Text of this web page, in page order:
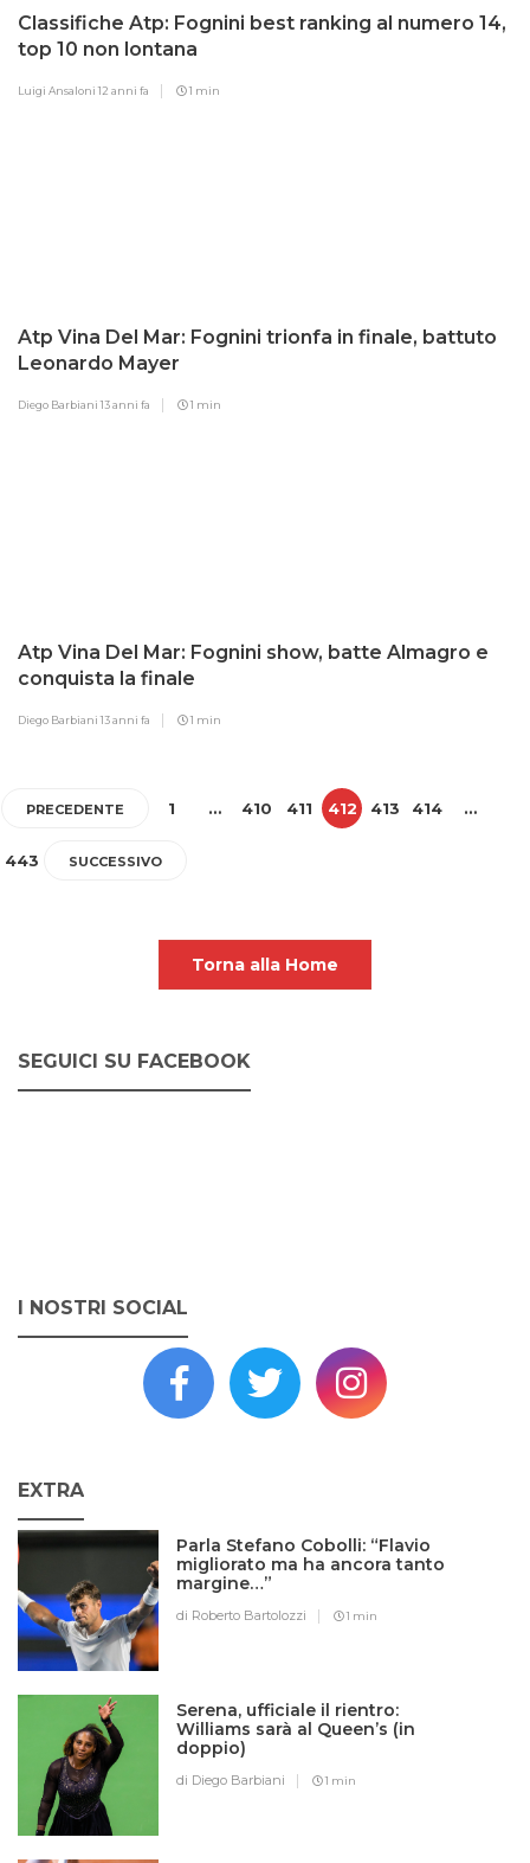
Classifiche Atp: Fognini best ranking al numero 14,
top 10 non lontana
Luigi Ansaloni12 anni fa 1 min
Atp Vina Del Mar: Fognini trionfa in finale, battuto
Leonardo Mayer
Diego Barbiani13 anni fa 1 min
Atp Vina Del Mar: Fognini show, batte Almagro e
conquista la finale
Diego Barbiani13 anni fa 1 min
PRECEDENTE 1 … 410 411 412 413 414 …
443 SUCCESSIVO
Torna alla Home
SEGUICI SU FACEBOOK
I NOSTRI SOCIAL
EXTRA
Parla Stefano Cobolli: “Flavio
migliorato ma ha ancora tanto
margine…”
di Roberto Bartolozzi 1 min
Serena, ufficiale il rientro:
Williams sarà al Queen’s (in
doppio)
di Diego Barbiani 1 min